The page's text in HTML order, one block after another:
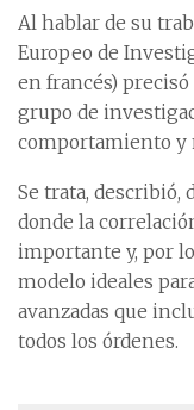
Al hablar de su
Europeo de
en francés)
grupo de
comportamiento y
Se trata, describió,
donde la
importante y, por
modelo ideales
avanzadas que
todos los órdenes.